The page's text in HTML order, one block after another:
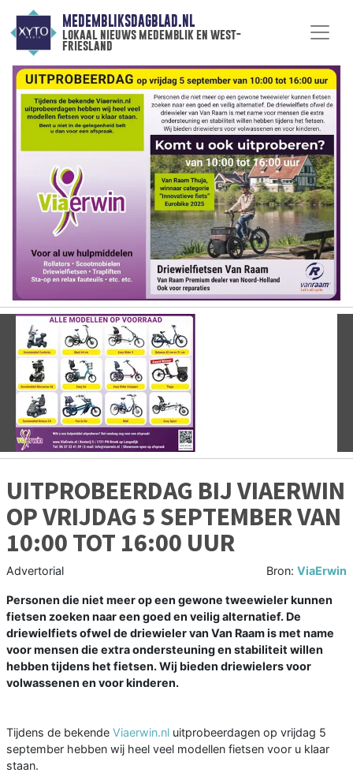
MEDEMBLIKSDAGBLAD.NL
lokaal nieuws medemblik en west-
friesland
Vorige
UITPROBEERDAG BIJ VIAERWIN
OP VRIJDAG 5 SEPTEMBER VAN
10:00 TOT 16:00 UUR
Advertorial Bron: ViaErwin
Personen die niet meer op een gewone tweewieler kunnen
fietsen zoeken naar een goed en veilig alternatief. De
driewielfiets ofwel de driewieler van Van Raam is met name
voor mensen die extra ondersteuning en stabiliteit willen
hebben tijdens het fietsen. Wij bieden driewielers voor
volwassenen en voor kinderen.
Tijdens de bekende Viaerwin.nl uitprobeerdagen op vrijdag 5
september hebben wij heel veel modellen fietsen voor u klaar
staan.